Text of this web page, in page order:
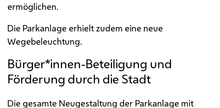
ermöglichen.
Die Parkanlage erhielt zudem eine neue
Wegebeleuchtung.
Bürger*innen-Beteiligung und
Förderung durch die Stadt
Die gesamte Neugestaltung der Parkanlage mit